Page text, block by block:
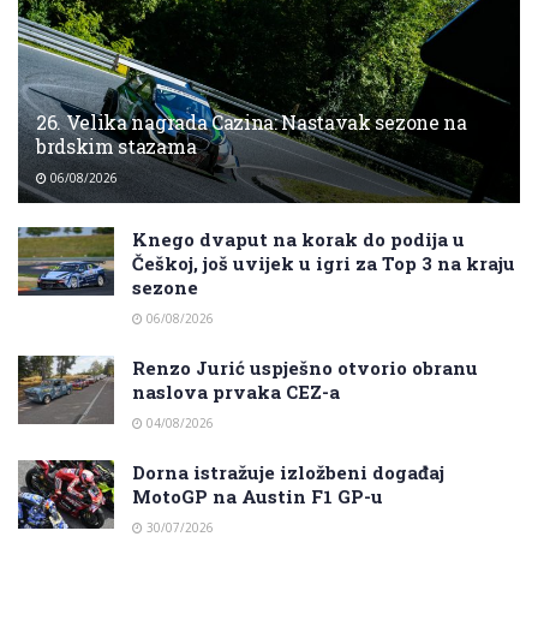
26. Velika nagrada Cazina: Nastavak sezone na
brdskim stazama
06/08/2026
Knego dvaput na korak do podija u
Češkoj, još uvijek u igri za Top 3 na kraju
sezone
06/08/2026
Renzo Jurić uspješno otvorio obranu
naslova prvaka CEZ-a
04/08/2026
Dorna istražuje izložbeni događaj
MotoGP na Austin F1 GP-u
30/07/2026